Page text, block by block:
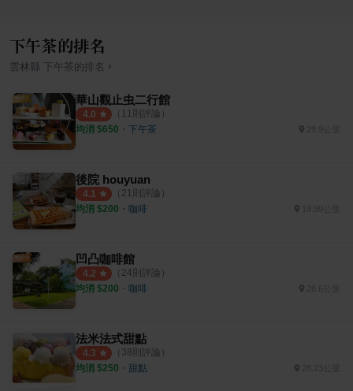
下午茶的排名
雲林縣 下午茶的排名 ›
華山觀止虫二行館
4.0 （ 11 則評論）
均消 $650 ・ 下午茶
後院 houyuan
4.1 （ 21 則評論）
均消 $200 ・ 咖啡
凹凸咖啡館
4.2 （ 24則評論）
均消 $200 ・ 咖啡
法米法式甜點
4.3 （ 38則評論）
均消 $250 ・ 甜點